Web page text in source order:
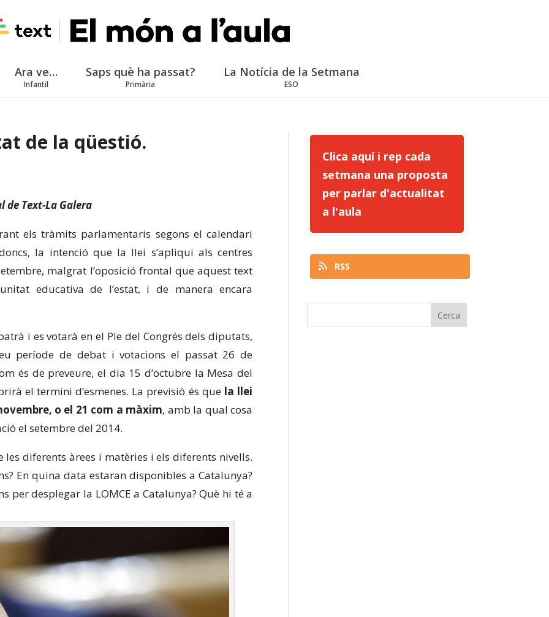
Ara ve…
Infantil
Saps què ha passat?
Primària
La Notícia de la Setmana
ESO
de la qüestió.
Text-La Galera
els tràmits parlamentaris segons el calendari
la intenció que la llei s’apliqui als centres
malgrat l’oposició frontal que aquest text
educativa de l’estat, i de manera encara
i es votarà en el Ple del Congrés dels diputats,
període de debat i votacions el passat 26 de
és de preveure, el dia 15 d’octubre la Mesa del
el termini d’esmenes. La previsió és que la llei
o el 21 com a màxim, amb la qual cosa
el setembre del 2014.
diferents àrees i matèries i els diferents nivells.
En quina data estaran disponibles a Catalunya?
per desplegar la LOMCE a Catalunya? Què hi té a
Clica aquí i rep cada
setmana una proposta
per parlar d'actualitat
a l'aula
RSS